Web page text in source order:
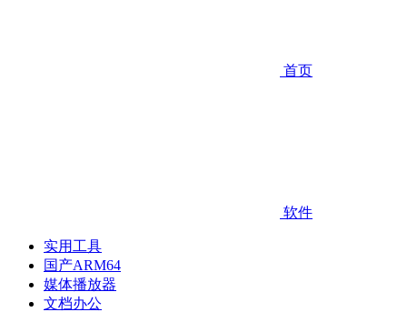
首页
软件
实用工具
国产ARM64
媒体播放器
文档办公